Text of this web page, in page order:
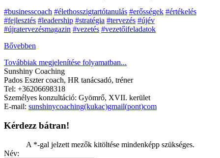
#businesscoach #élethosszigtartótanulás #erősségek #értékelés
#fejlesztés #leadership #stratégia #tervezés #újév
#újratervezésmagazin #vezetés #vezetőifeladatok
Bővebben
Továbbiak megjelenítése folyamatban...
Sunshiny Coaching
Pados Eszter coach, HR tanácsadó, tréner
Tel: +36206698318
Személyes konzultáció: Gyömrő, XVII. kerület
E-mail: sunshinycoaching(kukac)gmail(pont)com
Kérdezz bátran!
A *-gal jelzett mezők kitöltése mindenképp szükséges.
Név: